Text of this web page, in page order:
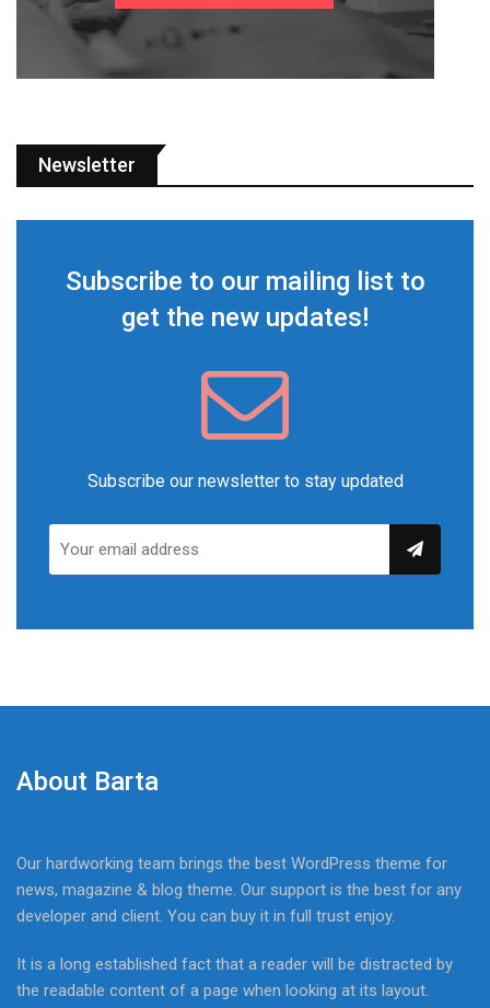
Newsletter
Subscribe to our mailing list to
get the new updates!
Subscribe our newsletter to stay updated
About Barta
Our hardworking team brings the best WordPress theme for
news, magazine & blog theme. Our support is the best for any
developer and client. You can buy it in full trust enjoy.
It is a long established fact that a reader will be distracted by
the readable content of a page when looking at its layout.